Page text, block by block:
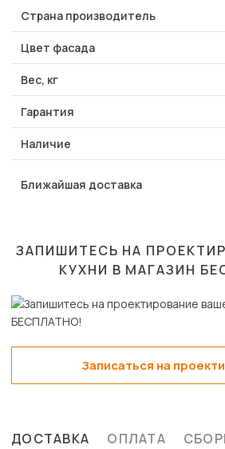
Страна производитель
Цвет фасада
Вес, кг
Гарантия
Наличие
Ближайшая доставка
ЗАПИШИТЕСЬ НА
КУХНИ В МАГАЗИН
Записаться на
ДОСТАВКА ОПЛАТА